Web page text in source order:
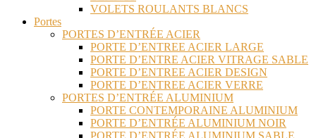
VOLETS ROULANTS BLANCS
Portes
PORTES D’ENTRÉE ACIER
PORTE D’ENTREE ACIER LARGE
PORTE D’ENTRE ACIER VITRAGE SABLE
PORTE D’ENTREE ACIER DESIGN
PORTE D’ENTREE ACIER VERRE
PORTES D’ENTRÉE ALUMINIUM
PORTE CONTEMPORAINE ALUMINIUM
PORTE D’ENTRÉE ALUMINIUM NOIR